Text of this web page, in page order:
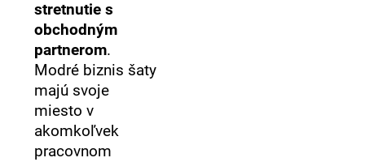
stretnutie s
obchodným
partnerom.
Modré biznis šaty
majú svoje
miesto v
akomkoľvek
pracovnom